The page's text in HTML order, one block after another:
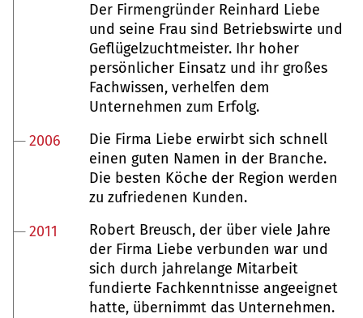
Der Firmengründer Reinhard Liebe
und seine Frau sind Betriebswirte und
Geflügelzuchtmeister. Ihr hoher
persönlicher Einsatz und ihr großes
Fachwissen, verhelfen dem
Unternehmen zum Erfolg.
2006
Die Firma Liebe erwirbt sich schnell
einen guten Namen in der Branche.
Die besten Köche der Region werden
zu zufriedenen Kunden.
2011
Robert Breusch, der über viele Jahre
der Firma Liebe verbunden war und
sich durch jahrelange Mitarbeit
fundierte Fachkenntnisse angeeignet
hatte, übernimmt das Unternehmen.